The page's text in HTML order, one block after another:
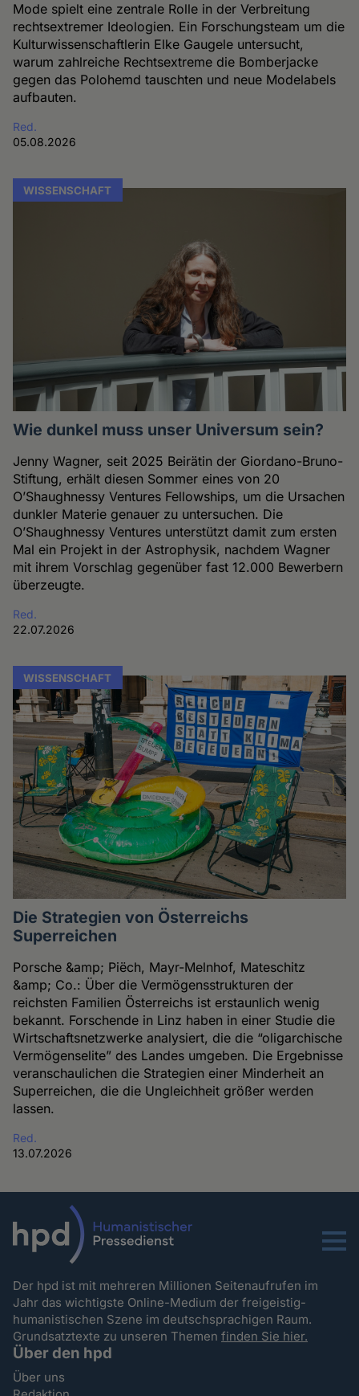
Mode spielt eine zentrale Rolle in der Verbreitung
rechtsextremer Ideologien. Ein Forschungsteam um die
Kulturwissenschaftlerin Elke Gaugele untersucht,
warum zahlreiche Rechtsextreme die Bomberjacke
gegen das Polohemd tauschten und neue Modelabels
aufbauten.
Red.
05.08.2026
WISSENSCHAFT
Wie dunkel muss unser Universum sein?
Jenny Wagner, seit 2025 Beirätin der Giordano-Bruno-
Stiftung, erhält diesen Sommer eines von 20
O’Shaughnessy Ventures Fellowships, um die Ursachen
dunkler Materie genauer zu untersuchen. Die
O’Shaughnessy Ventures unterstützt damit zum ersten
Mal ein Projekt in der Astrophysik, nachdem Wagner
mit ihrem Vorschlag gegenüber fast 12.000 Bewerbern
überzeugte.
Red.
22.07.2026
WISSENSCHAFT
Die Strategien von Österreichs
Superreichen
Porsche &amp; Piëch, Mayr-Melnhof, Mateschitz
&amp; Co.: Über die Vermögensstrukturen der
reichsten Familien Österreichs ist erstaunlich wenig
bekannt. Forschende in Linz haben in einer Studie die
Wirtschaftsnetzwerke analysiert, die die “oligarchische
Vermögenselite” des Landes umgeben. Die Ergebnisse
veranschaulichen die Strategien einer Minderheit an
Superreichen, die die Ungleichheit größer werden
lassen.
Red.
13.07.2026
Menu
Der hpd ist mit mehreren Millionen Seitenaufrufen im
Jahr das wichtigste Online-Medium der freigeistig-
humanistischen Szene im deutschsprachigen Raum.
Grundsatztexte zu unseren Themenfinden Sie hier.
Über den hpd
Über uns